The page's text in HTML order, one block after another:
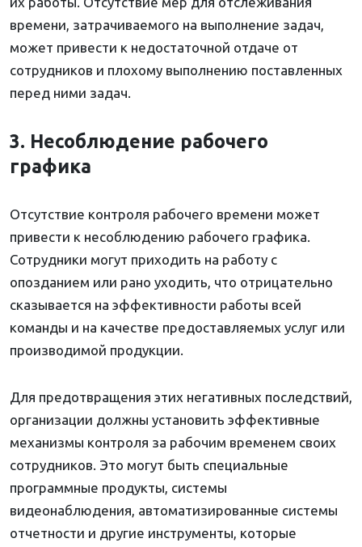
времени, затрачиваемого на выполнение задач,
может привести к недостаточной отдаче от
сотрудников и плохому выполнению поставленных
перед ними задач.
3. Несоблюдение рабочего
графика
Отсутствие контроля рабочего времени может
привести к несоблюдению рабочего графика.
Сотрудники могут приходить на работу с
опозданием или рано уходить, что отрицательно
сказывается на эффективности работы всей
команды и на качестве предоставляемых услуг или
производимой продукции.
Для предотвращения этих негативных последствий,
организации должны установить эффективные
механизмы контроля за рабочим временем своих
сотрудников. Это могут быть специальные
программные продукты, системы
видеонаблюдения, автоматизированные системы
отчетности и другие инструменты, которые